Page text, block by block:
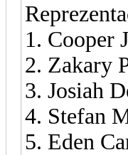
1. Cooper
2. Zakary
3. Josiah
4. Stefan
5. Eden